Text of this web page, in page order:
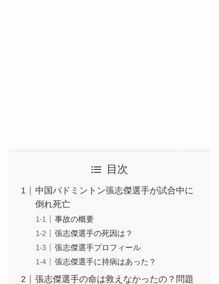
目次
中国バドミントン張志傑選手が試合中に
倒れ死亡
事故の概要
張志傑選手の死因は？
張志傑選手プロフィール
張志傑選手に持病はあった？
張志傑選手の命は救えなかったの？問題